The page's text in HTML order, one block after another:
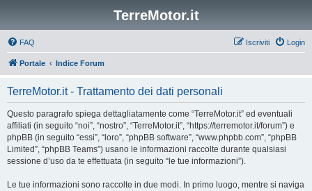
TerreMotor.it
FAQ Login
Iscriviti
Portale Indice Forum
TerreMotor.it - Trattamento dei dati personali
Questo paragrafo spiega dettagliatamente come “TerreMotor.it” ed eventuali
affiliati (in seguito “noi”, “nostro”, “TerreMotor.it”, “https://terremotor.it/forum”) e
phpBB (in seguito “essi”, “loro”, “phpBB software”, “www.phpbb.com”, “phpBB
Limited”, “phpBB Teams”) usano le informazioni raccolte durante qualsiasi
sessione d’uso da te effettuata (in seguito “le tue informazioni”).
Le tue informazioni sono raccolte in due modi. In primo luogo, mentre si naviga